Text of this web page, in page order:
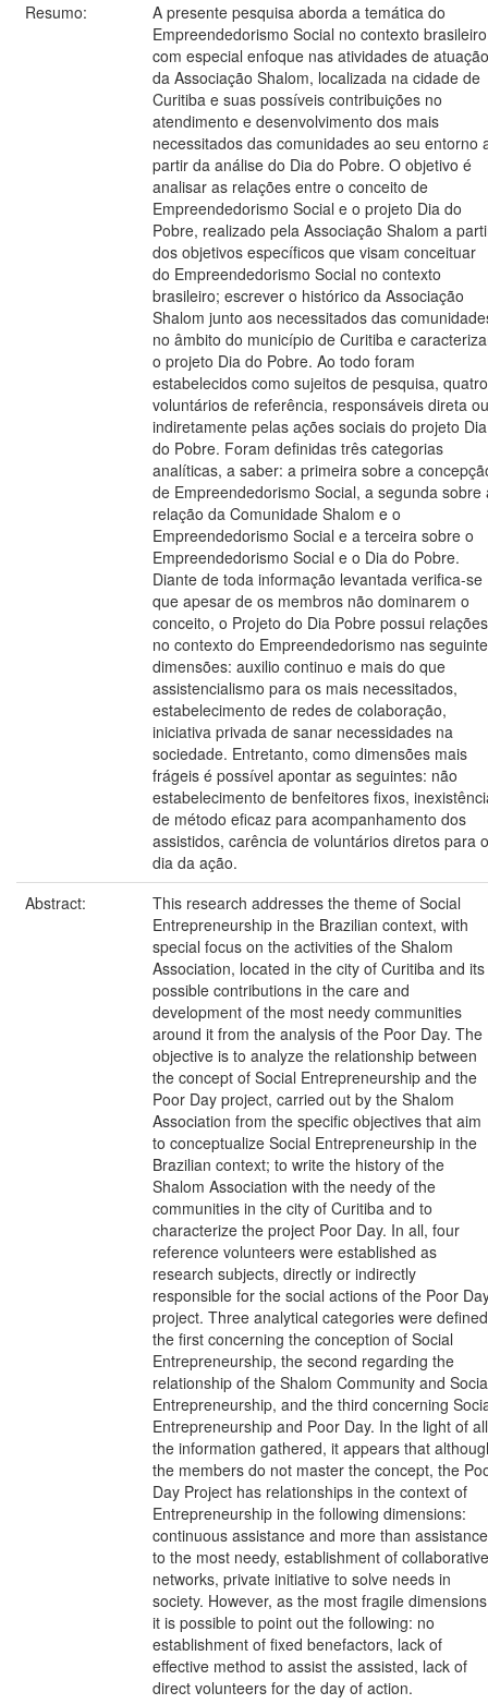
Resumo:
A presente pesquisa aborda a temática do
Empreendedorismo Social no contexto
com especial enfoque nas atividades de atuação
da Associação Shalom, localizada na cidade de
Curitiba e suas possíveis contribuições no
atendimento e desenvolvimento dos mais
necessitados das comunidades ao seu entorno
partir da análise do Dia do Pobre. O objetivo é
analisar as relações entre o conceito de
Empreendedorismo Social e o projeto Dia do
Pobre, realizado pela Associação Shalom a
dos objetivos específicos que visam conceituar
do Empreendedorismo Social no contexto
brasileiro; escrever o histórico da Associação
Shalom junto aos necessitados das
no âmbito do município de Curitiba e
o projeto Dia do Pobre. Ao todo foram
estabelecidos como sujeitos de pesquisa, quatro
voluntários de referência, responsáveis direta ou
indiretamente pelas ações sociais do projeto Dia
do Pobre. Foram definidas três categorias
analíticas, a saber: a primeira sobre a
de Empreendedorismo Social, a segunda sobre
relação da Comunidade Shalom e o
Empreendedorismo Social e a terceira sobre o
Empreendedorismo Social e o Dia do Pobre.
Diante de toda informação levantada verifica-se
que apesar de os membros não dominarem o
conceito, o Projeto do Dia Pobre possui relações
no contexto do Empreendedorismo nas
dimensões: auxilio continuo e mais do que
assistencialismo para os mais necessitados,
estabelecimento de redes de colaboração,
iniciativa privada de sanar necessidades na
sociedade. Entretanto, como dimensões mais
frágeis é possível apontar as seguintes: não
estabelecimento de benfeitores fixos,
de método eficaz para acompanhamento dos
assistidos, carência de voluntários diretos para o
dia da ação.
Abstract:
This research addresses the theme of Social
Entrepreneurship in the Brazilian context, with
special focus on the activities of the Shalom
Association, located in the city of Curitiba and its
possible contributions in the care and
development of the most needy communities
around it from the analysis of the Poor Day. The
objective is to analyze the relationship between
the concept of Social Entrepreneurship and the
Poor Day project, carried out by the Shalom
Association from the specific objectives that aim
to conceptualize Social Entrepreneurship in the
Brazilian context; to write the history of the
Shalom Association with the needy of the
communities in the city of Curitiba and to
characterize the project Poor Day. In all, four
reference volunteers were established as
research subjects, directly or indirectly
responsible for the social actions of the Poor
project. Three analytical categories were
the first concerning the conception of Social
Entrepreneurship, the second regarding the
relationship of the Shalom Community and
Entrepreneurship, and the third concerning
Entrepreneurship and Poor Day. In the light of all
the information gathered, it appears that
the members do not master the concept, the
Day Project has relationships in the context of
Entrepreneurship in the following dimensions:
continuous assistance and more than assistance
to the most needy, establishment of collaborative
networks, private initiative to solve needs in
society. However, as the most fragile
it is possible to point out the following: no
establishment of fixed benefactors, lack of
effective method to assist the assisted, lack of
direct volunteers for the day of action.